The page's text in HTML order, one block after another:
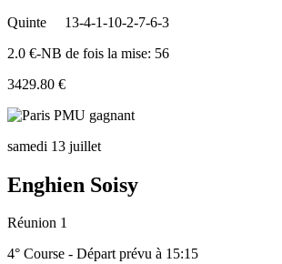
Quinte
13-4-1-10-2-7-6-3
2.0 €-NB de fois la mise: 56
3429.80 €
samedi 13 juillet
Enghien Soisy
Réunion 1
4° Course - Départ prévu à 15:15